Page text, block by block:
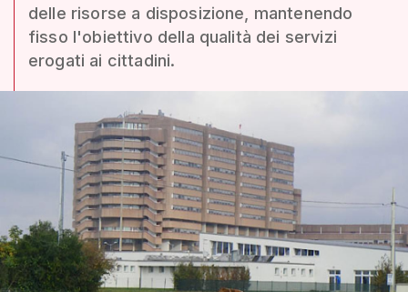
delle risorse a disposizione, mantenendo
fisso l'obiettivo della qualità dei servizi
erogati ai cittadini.